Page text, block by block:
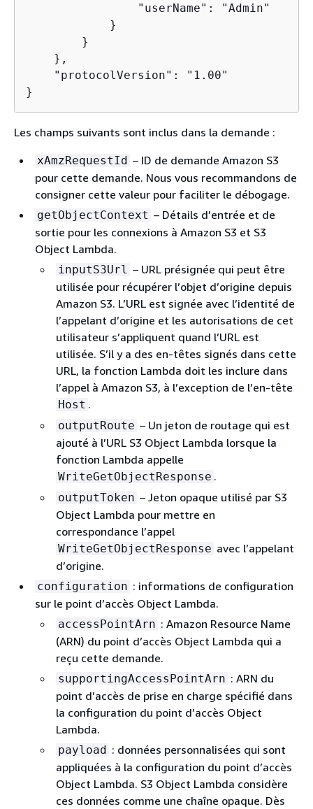
                "userName": "Admin"
            }
        }
    },
    "protocolVersion": "1.00"
}
Les champs suivants sont inclus dans la demande :
xAmzRequestId – ID de demande Amazon S3
pour cette demande. Nous vous recommandons de
consigner cette valeur pour faciliter le débogage.
getObjectContext – Détails d’entrée et de
sortie pour les connexions à Amazon S3 et S3
Object Lambda.
inputS3Url – URL présignée qui peut être
utilisée pour récupérer l’objet d’origine depuis
Amazon S3. L’URL est signée avec l’identité de
l’appelant d’origine et les autorisations de cet
utilisateur s’appliquent quand l’URL est
utilisée. S’il y a des en-têtes signés dans cette
URL, la fonction Lambda doit les inclure dans
l’appel à Amazon S3, à l’exception de l’en-tête
Host .
outputRoute – Un jeton de routage qui est
ajouté à l’URL S3 Object Lambda lorsque la
fonction Lambda appelle
WriteGetObjectResponse .
outputToken – Jeton opaque utilisé par S3
Object Lambda pour mettre en
correspondance l’appel
WriteGetObjectResponse avec l’appelant
d’origine.
configuration : informations de configuration
sur le point d’accès Object Lambda.
accessPointArn : Amazon Resource Name
(ARN) du point d’accès Object Lambda qui a
reçu cette demande.
supportingAccessPointArn : ARN du
point d’accès de prise en charge spécifié dans
la configuration du point d’accès Object
Lambda.
payload : données personnalisées qui sont
appliquées à la configuration du point d’accès
Object Lambda. S3 Object Lambda considère
ces données comme une chaîne opaque. Dès